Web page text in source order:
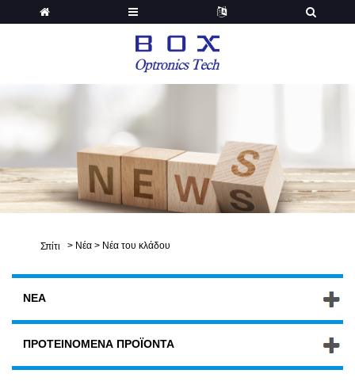
Σπίτι > Νέα > Νέα του κλάδου
ΝΈΑ
ΠΡΟΤΕΙΝΌΜΕΝΑ ΠΡΟΪΌΝΤΑ